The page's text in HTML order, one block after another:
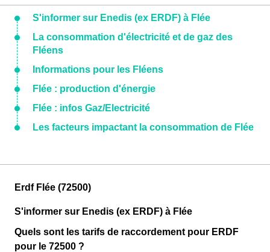
S'informer sur Enedis (ex ERDF) à Flée
La consommation d'électricité et de gaz des
Fléens
Informations pour les Fléens
Flée : production d'énergie
Flée : infos Gaz/Electricité
Les facteurs impactant la consommation de Flée
Erdf Flée (72500)
S'informer sur Enedis (ex ERDF) à Flée
Quels sont les tarifs de raccordement pour ERDF
pour le 72500 ?